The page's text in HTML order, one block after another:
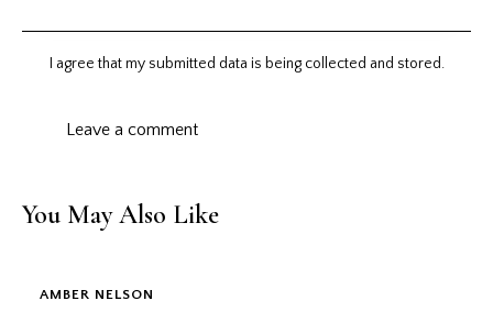
I agree that my submitted data is being collected and stored.
You May Also Like
AMBER NELSON